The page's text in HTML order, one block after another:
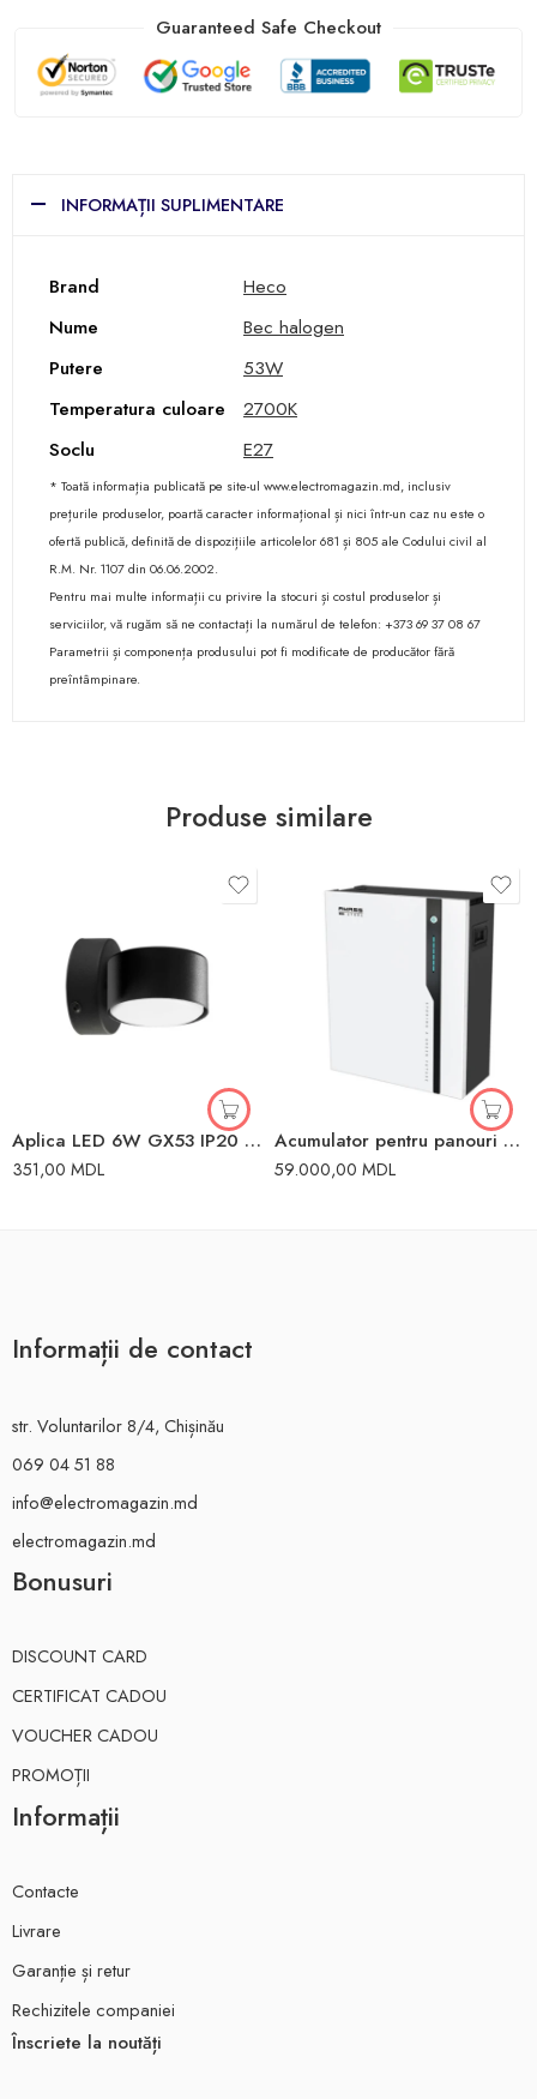
Guaranteed Safe Checkout
INFORMAȚII SUPLIMENTARE
Brand
Heco
Nume
Bec halogen
Putere
53W
Temperatura culoare
2700K
Soclu
E27
* Toată informația publicată pe site-ul www.electromagazin.md, inclusiv
prețurile produselor, poartă caracter informațional și nici într-un caz nu este o
ofertă publică, definită de dispozițiile articolelor 681 și 805 ale Codului civil al
R.M. Nr. 1107 din 06.06.2002.
Pentru mai multe informații cu privire la stocuri și costul produselor și
serviciilor, vă rugăm să ne contactați la numărul de telefon: +373 69 37 08 67
Parametrii și componența produsului pot fi modificate de producător fără
preîntâmpinare.
Produse similare
Aplica LED 6W GX53 IP20 115x100x100mm TK Lighting
351,00 MDL
Acumulator pentru panouri solare 5kW GTX5000-PRO 5 Sofar
59.000,00 MDL
Informații de contact
str. Voluntarilor 8/4, Chișinău
069 04 51 88
info@electromagazin.md
electromagazin.md
Bonusuri
DISCOUNT CARD
CERTIFICAT CADOU
VOUCHER CADOU
PROMOȚII
Informații
Contacte
Livrare
Garanție și retur
Rechizitele companiei
Înscriete la noutăți